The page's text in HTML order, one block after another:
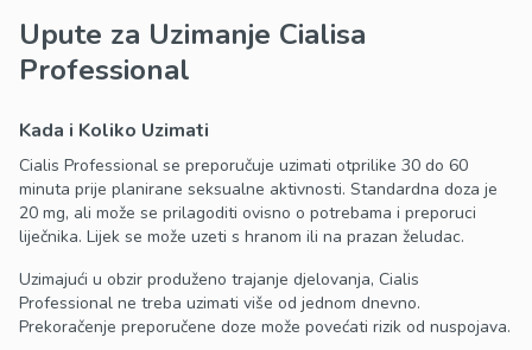
Upute za Uzimanje Cialisa
Professional
Kada i Koliko Uzimati
Cialis Professional se preporučuje uzimati otprilike 30 do 60
minuta prije planirane seksualne aktivnosti. Standardna doza je
20 mg, ali može se prilagoditi ovisno o potrebama i preporuci
liječnika. Lijek se može uzeti s hranom ili na prazan želudac.
Uzimajući u obzir produženo trajanje djelovanja, Cialis
Professional ne treba uzimati više od jednom dnevno.
Prekoračenje preporučene doze može povećati rizik od nuspojava.